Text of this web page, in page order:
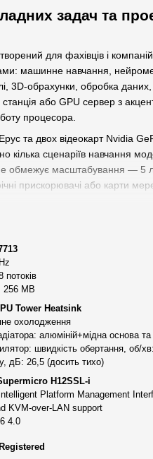
задач та
для фахівців і
машинне навчання,
3D-обрахунки, обробка
або GPU сервер з
процесора.
та двох відеокарт Nvidia
кілька сценаріїв навчання
обмежує масштабування — 5
прискорювачі або карти
у сферах, де важливий
Серед основних
нейромереж, LLM
3D-симуляції
обчислення
та компіляція
сервіси
виконанням
або робочу станцію з
потоків
MB
Tower Heatsink
охолодження
алюміній+мідна основа
швидкість обертання, об/
дБ: 26,5 (досить тихо)
H12SSL-i
Platform Management
KVM-over-LAN support
4.0